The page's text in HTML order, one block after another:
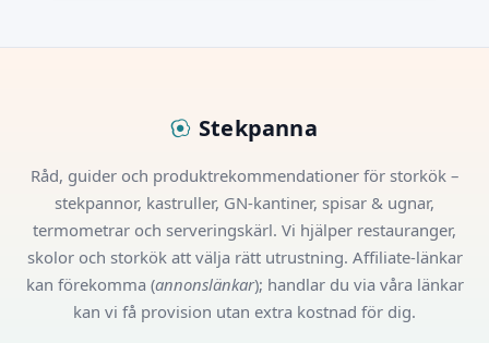
Stekpanna
Råd, guider och produktrekommendationer för storkök –
stekpannor, kastruller, GN-kantiner, spisar & ugnar,
termometrar och serveringskärl. Vi hjälper restauranger,
skolor och storkök att välja rätt utrustning. Affiliate-länkar
kan förekomma (annonslänkar); handlar du via våra länkar
kan vi få provision utan extra kostnad för dig.